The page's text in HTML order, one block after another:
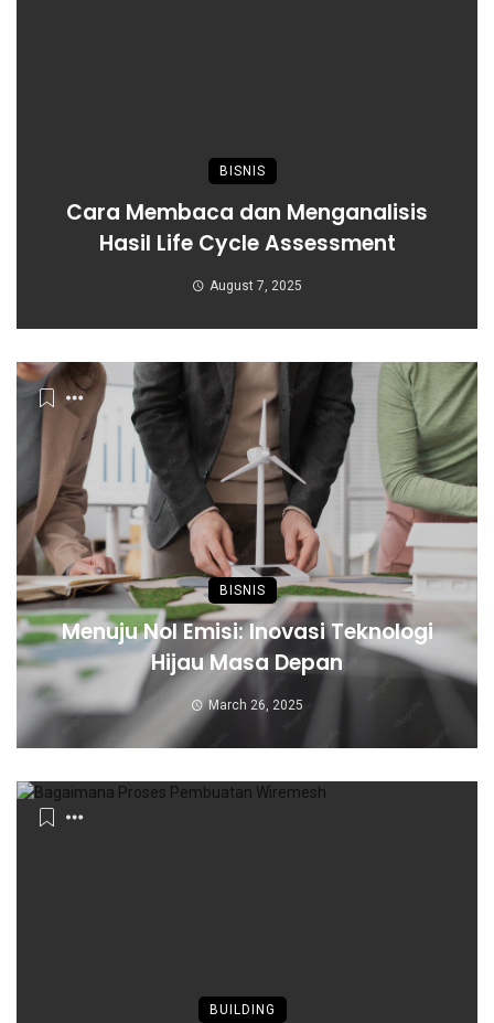
BISNIS
Cara Membaca dan Menganalisis
Hasil Life Cycle Assessment
August 7, 2025
BISNIS
Menuju Nol Emisi: Inovasi Teknologi
Hijau Masa Depan
March 26, 2025
BUILDING